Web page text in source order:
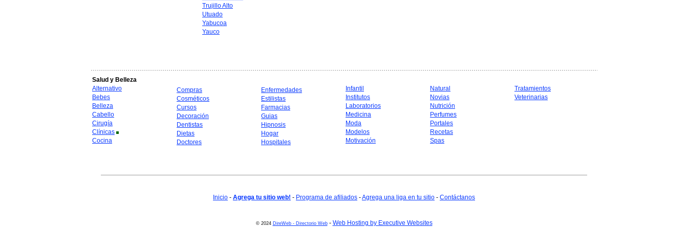
Trujillo Alto
Utuado
Yabucoa
Yauco
Salud y Belleza
Alternativo
Bebes
Belleza
Cabello
Cirugía
Clínicas
Cocina
Compras
Cosméticos
Cursos
Decoración
Dentistas
Dietas
Doctores
Enfermedades
Estilistas
Farmacias
Guias
Hipnosis
Hogar
Hospitales
Infantil
Institutos
Laboratorios
Medicina
Moda
Modelos
Motivación
Natural
Novias
Nutrición
Perfumes
Portales
Recetas
Spas
Tratamientos
Veterinarias
Inicio - Agrega tu sitio web! - Programa de afiliados -Agrega una liga en tu sitio - Contáctanos
© 2024 DireWeb - Directorio Web- Web Hosting by Executive Websites